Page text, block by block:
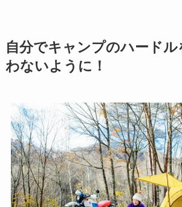
自分でキャンプのハードル
わないように！